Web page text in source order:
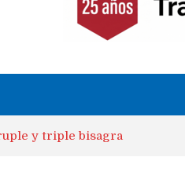
y triple bisagra